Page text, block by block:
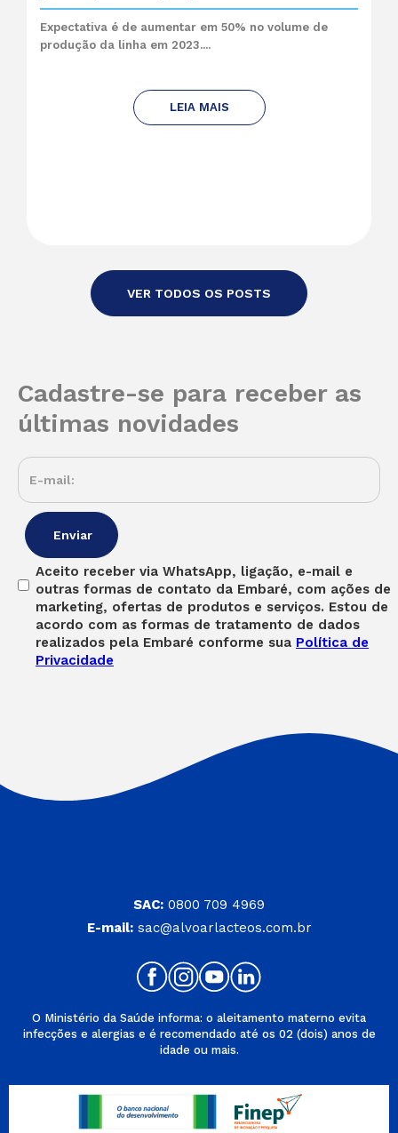
Expectativa é de aumentar em 50% no volume de
produção da linha em 2023....
LEIA MAIS
VER TODOS OS POSTS
Cadastre-se para receber as
últimas novidades
Aceito receber via WhatsApp, ligação, e-mail e
outras formas de contato da Embaré, com ações de
marketing, ofertas de produtos e serviços. Estou de
acordo com as formas de tratamento de dados
realizados pela Embaré conforme sua Política de
Privacidade
SAC: 0800 709 4969
E-mail: sac@alvoarlacteos.com.br
O Ministério da Saúde informa: o aleitamento materno evita
infecções e alergias e é recomendado até os 02 (dois) anos de
idade ou mais.